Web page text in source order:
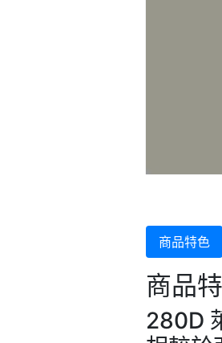
商品特色
商品
280D